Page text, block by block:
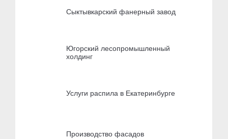
Сыктывкарский фанерный завод
Югорский лесопромышленный
холдинг
Услуги распила в Екатеринбурге
Производство фасадов